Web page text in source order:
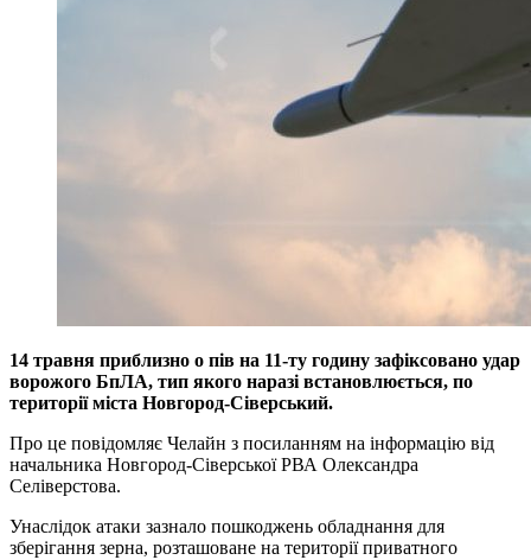
14 травня приблизно о пів на 11-ту годину зафіксовано удар
ворожого БпЛА, тип якого наразі встановлюється, по
території міста Новгород-Сіверський.
Про це повідомляє Челайн з посиланням на інформацію від
начальника Новгород-Сіверської РВА Олександра
Селіверстова.
Унаслідок атаки зазнало пошкоджень обладнання для
зберігання зерна, розташоване на території приватного